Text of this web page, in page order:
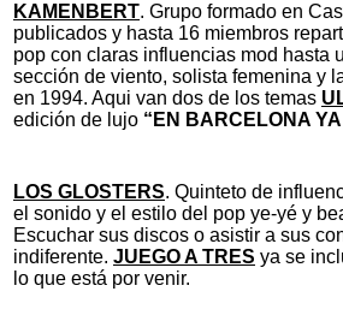
KAMENBERT. Grupo formado en
publicados y hasta 16 miembros
pop con claras influencias mod hasta
sección de viento, solista femenina y
en 1994. Aqui van dos de los temas
edición de lujo “EN BARCELONA
LOS GLOSTERS. Quinteto de
el sonido y el estilo del pop ye-yé y
Escuchar sus discos o asistir a sus
indiferente. JUEGO A TRES ya se
lo que está por venir.